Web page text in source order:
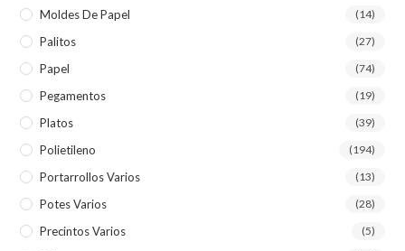
Moldes De Papel (14)
Palitos (27)
Papel (74)
Pegamentos (19)
Platos (39)
Polietileno (194)
Portarrollos Varios (13)
Potes Varios (28)
Precintos Varios (5)